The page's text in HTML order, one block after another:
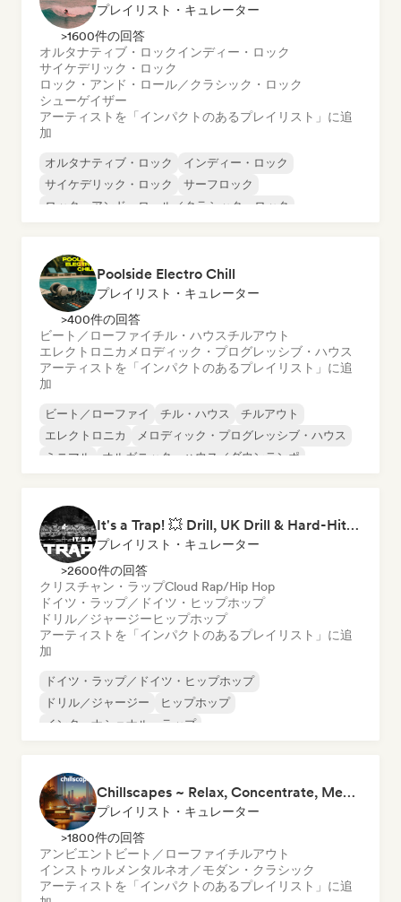
プレイリスト・キュレーター
>1600件の回答
オルタナティブ・ロックインディー・ロック
サイケデリック・ロック
ロック・アンド・ロール／クラシック・ロック
シューゲイザー
アーティストを「インパクトのあるプレイリスト」に追
加
オルタナティブ・ロック
インディー・ロック
サイケデリック・ロック
サーフロック
ロック・アンド・ロール／クラシック・ロック
Poolside Electro Chill
プレイリスト・キュレーター
>400件の回答
ビート／ローファイチル・ハウスチルアウト
エレクトロニカ メロディック・プログレッシブ・ハウス
アーティストを「インパクトのあるプレイリスト」に追
加
ビート／ローファイ チル・ハウス
チルアウト
エレクトロニカ
メロディック・プログレッシブ・ハウス
ミニマル
オルガニック・ハウス／ダウンテンポ
It's a Trap! 💥 Drill, UK Drill & Hard-Hitting Trap
プレイリスト・キュレーター
>2600件の回答
クリスチャン・ラップCloud Rap/Hip Hop
ドイツ・ラップ／ドイツ・ヒップホップ
ドリル／ジャージーヒップホップ
アーティストを「インパクトのあるプレイリスト」に追
加
ドイツ・ラップ／ドイツ・ヒップホップ
ドリル／ジャージー
ヒップホップ
インターナショナル・ラップ
Chillscapes ~ Relax, Concentrate, Meditate, Sleep, Dream
プレイリスト・キュレーター
>1800件の回答
アンビエント ビート／ローファイチルアウト
インストゥルメンタルネオ／モダン・クラシック
アーティストを「インパクトのあるプレイリスト」に追